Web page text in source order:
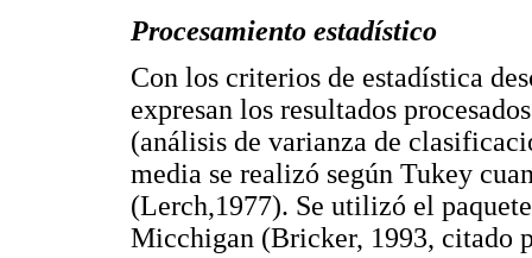
Procesamiento estadístico
Con los criterios de estadística
expresan los resultados
(análisis de varianza de
media se realizó según Tukey
(Lerch,1977). Se utilizó el
Micchigan (Bricker, 1993, citado